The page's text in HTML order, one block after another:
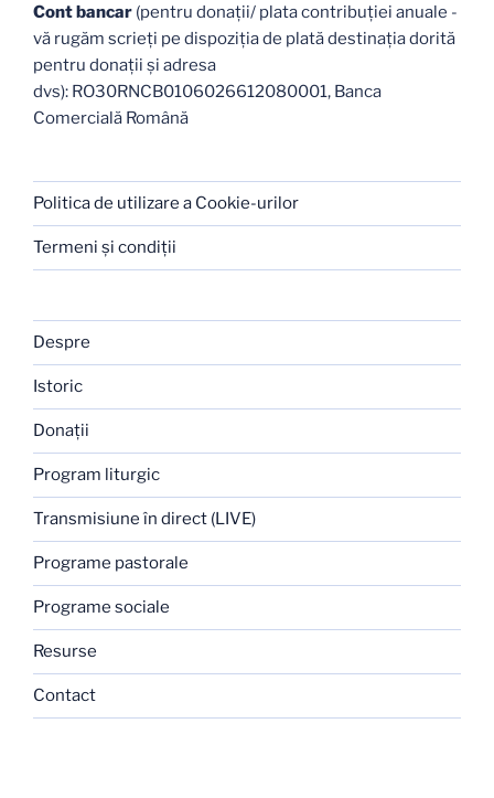
Cont bancar (pentru donații/ plata contribuției anuale -
vă rugăm scrieți pe dispoziția de plată destinația dorită
pentru donații și adresa
dvs): RO30RNCB0106026612080001, Banca
Comercială Română
Politica de utilizare a Cookie-urilor
Termeni şi condiţii
Despre
Istoric
Donaţii
Program liturgic
Transmisiune în direct (LIVE)
Programe pastorale
Programe sociale
Resurse
Contact